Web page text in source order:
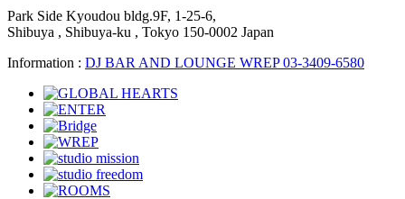
Park Side Kyoudou bldg.9F, 1-25-6,
Shibuya , Shibuya-ku , Tokyo 150-0002 Japan
Information : DJ BAR AND LOUNGE WREP 03-3409-6580